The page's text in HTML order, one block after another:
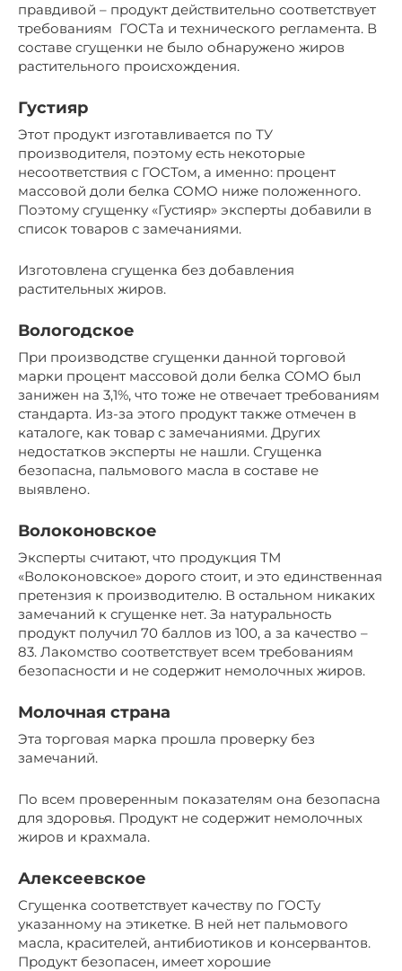
правдивой – продукт действительно соответствует
требованиям ГОСТа и технического регламента. В
составе сгущенки не было обнаружено жиров
растительного происхождения.
Густияр
Этот продукт изготавливается по ТУ
производителя, поэтому есть некоторые
несоответствия с ГОСТом, а именно: процент
массовой доли белка СОМО ниже положенного.
Поэтому сгущенку «Густияр» эксперты добавили в
список товаров с замечаниями.
Изготовлена сгущенка без добавления
растительных жиров.
Вологодское
При производстве сгущенки данной торговой
марки процент массовой доли белка СОМО был
занижен на 3,1%, что тоже не отвечает требованиям
стандарта. Из-за этого продукт также отмечен в
каталоге, как товар с замечаниями. Других
недостатков эксперты не нашли. Сгущенка
безопасна, пальмового масла в составе не
выявлено.
Волоконовское
Эксперты считают, что продукция ТМ
«Волоконовское» дорого стоит, и это единственная
претензия к производителю. В остальном никаких
замечаний к сгущенке нет. За натуральность
продукт получил 70 баллов из 100, а за качество –
83. Лакомство соответствует всем требованиям
безопасности и не содержит немолочных жиров.
Молочная страна
Эта торговая марка прошла проверку без
замечаний.
По всем проверенным показателям она безопасна
для здоровья. Продукт не содержит немолочных
жиров и крахмала.
Алексеевское
Сгущенка соответствует качеству по ГОСТу
указанному на этикетке. В ней нет пальмового
масла, красителей, антибиотиков и консервантов.
Продукт безопасен, имеет хорошие